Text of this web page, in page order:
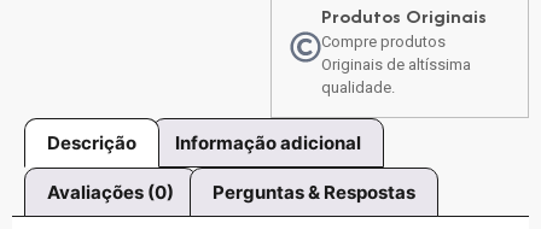
Produtos Originais
Compre produtos
Originais de altíssima
qualidade.
Descrição Informação adicional
Avaliações (0) Perguntas & Respostas